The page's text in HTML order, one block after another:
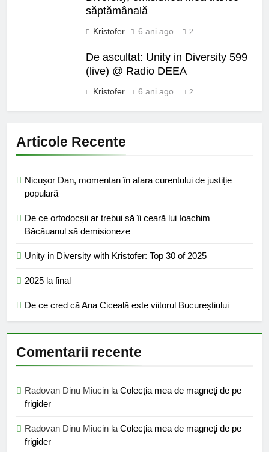
săptămânală
Kristofer 6 ani ago 2
De ascultat: Unity in Diversity 599
(live) @ Radio DEEA
Kristofer 6 ani ago 2
Articole Recente
Nicușor Dan, momentan în afara curentului de justiție
populară
De ce ortodocșii ar trebui să îi ceară lui Ioachim
Băcăuanul să demisioneze
Unity in Diversity with Kristofer: Top 30 of 2025
2025 la final
De ce cred că Ana Ciceală este viitorul Bucureștiului
Comentarii recente
Radovan Dinu Miucin la Colecţia mea de magneţi de pe
frigider
Radovan Dinu Miucin la Colecţia mea de magneţi de pe
frigider